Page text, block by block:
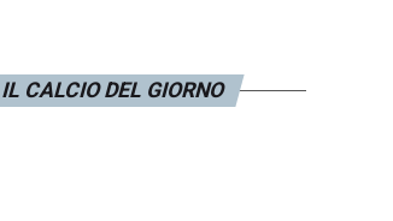
IL CALCIO DEL GIORNO